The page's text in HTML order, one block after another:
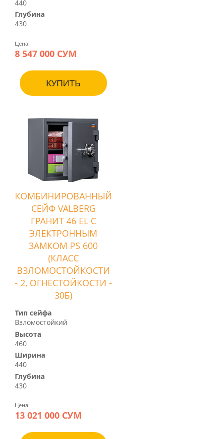
440
Глубина
430
Цена:
8 547 000 СУМ
КУПИТЬ
КОМБИНИРОВАННЫЙ
СЕЙФ VALBERG
ГРАНИТ 46 EL С
ЭЛЕКТРОННЫМ
ЗАМКОМ PS 600
(КЛАСС
ВЗЛОМОСТОЙКОСТИ
- 2, ОГНЕСТОЙКОСТИ -
30Б)
Тип сейфа
Взломостойкий
Высота
460
Ширина
440
Глубина
430
Цена:
13 021 000 СУМ